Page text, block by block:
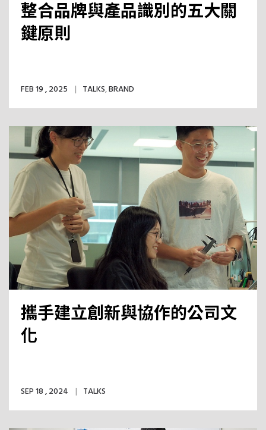
整合品牌與產品識別的五大關
鍵原則
FEB 19 , 2025 TALKS,BRAND
攜手建立創新與協作的公司文
化
SEP 18 , 2024 TALKS